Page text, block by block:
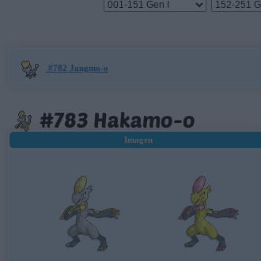
#782 Jangmo-o
#783 Hakamo-o
Imagen